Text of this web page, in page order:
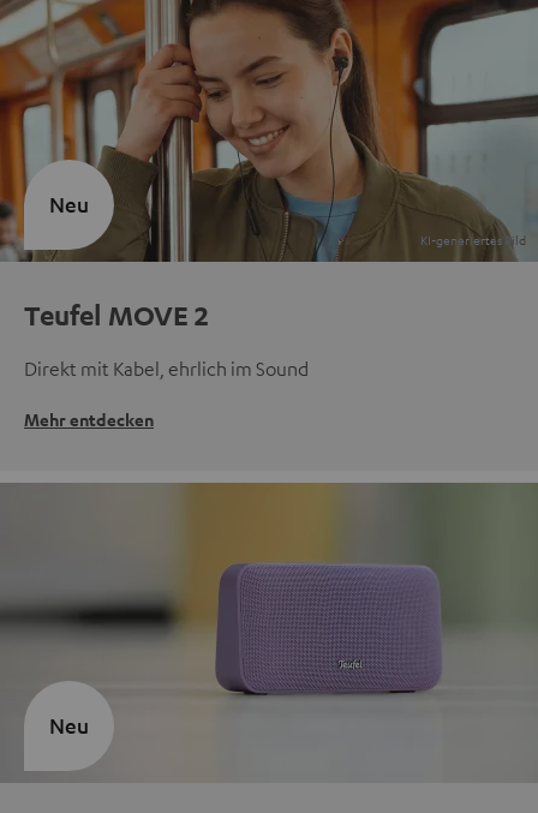
Teufel MOVE 2
Direkt mit Kabel, ehrlich im Sound
Mehr entdecken
Neu
Neu